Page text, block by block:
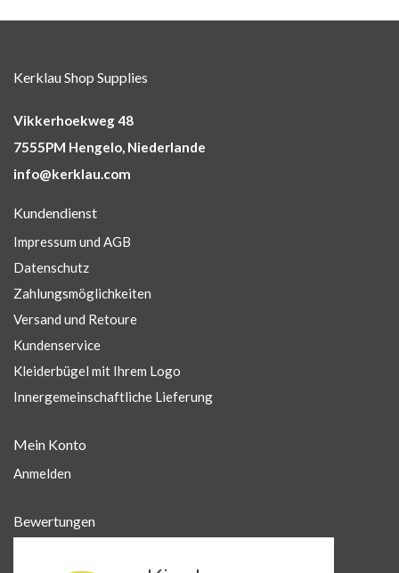
Kerklau Shop Supplies
Vikkerhoekweg 48
7555PM Hengelo, Niederlande
info@kerklau.com
Kundendienst
Impressum und AGB
Datenschutz
Zahlungsmöglichkeiten
Versand und Retoure
Kundenservice
Kleiderbügel mit Ihrem Logo
Innergemeinschaftliche Lieferung
Mein Konto
Anmelden
Bewertungen